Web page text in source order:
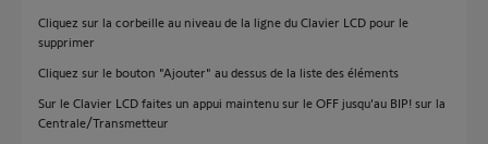
Cliquez sur la corbeille au niveau de la ligne du Clavier LCD pour le
supprimer
Cliquez sur le bouton "Ajouter" au dessus de la liste des éléments
Sur le Clavier LCD faites un appui maintenu sur le OFF jusqu'au BIP! sur la
Centrale/Transmetteur